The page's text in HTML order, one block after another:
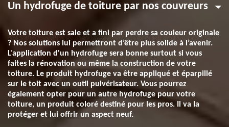
Un hydrofuge de toiture par nos couvreurs
Votre toiture est sale et a fini par perdre sa couleur originale
? Nos solutions lui permettront d’être plus solide à l’avenir.
L'application d'un hydrofuge sera bonne surtout si vous
faites la rénovation ou même la construction de votre
toiture. Le produit hydrofuge va être appliqué et éparpillé
sur le toit avec un outil pulvérisateur. Vous pourrez
également opter pour un autre hydrofuge pour votre
toiture, un produit coloré destiné pour les pros. Il va la
protéger et lui offrir un aspect neuf.